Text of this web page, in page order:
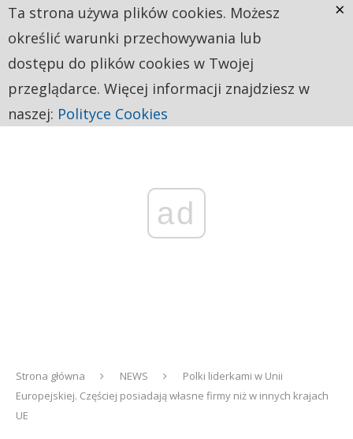
ad
Strona główna NEWS
Polki liderkami w Unii
Europejskiej. Częściej posiadają własne firmy niż w innych krajach
UE
Ta strona używa plików cookies. Możesz
określić warunki przechowywania lub
dostępu do plików cookies w Twojej
przeglądarce. Więcej informacji znajdziesz w
naszej: Polityce Cookies
×